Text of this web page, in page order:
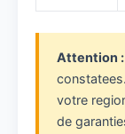
Attention :
votre
de